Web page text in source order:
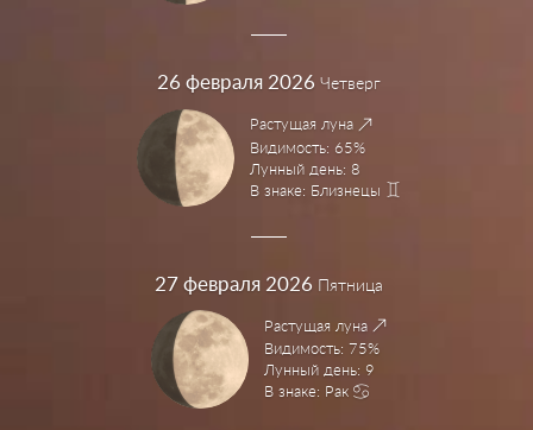
26 февраля 2026 Четверг
Растущая луна
Видимость: 65%
Лунный день: 8
В знаке: Близнецы
27февраля 2026 Пятница
Растущая луна
Видимость: 75%
Лунный день: 9
В знаке: Рак